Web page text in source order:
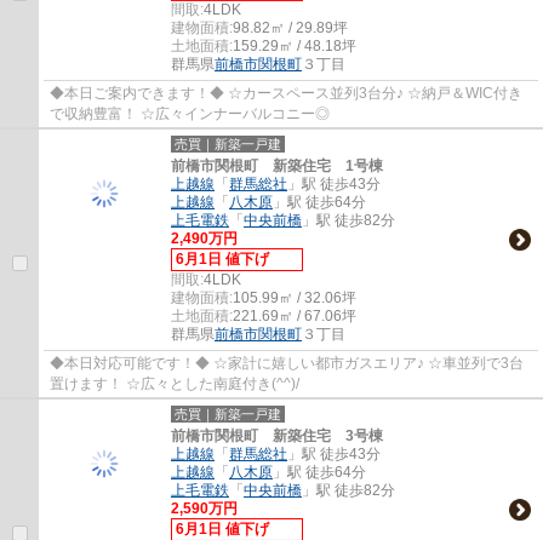
間取:4LDK
建物面積:98.82㎡ / 29.89坪
土地面積:159.29㎡ / 48.18坪
群馬県前橋市関根町 ３丁目
◆本日ご案内できます！◆ ☆カースペース並列3台分♪ ☆納戸＆WIC付き
で収納豊富！ ☆広々インナーバルコニー◎
売買｜新築一戸建
前橋市関根町 新築住宅 1号棟
上越線 「 群馬総社 」駅 徒歩43分
上越線 「 八木原 」駅 徒歩64分
上毛電鉄 「 中央前橋 」駅 徒歩82分
2,490万円
6月1日 値下げ
間取:4LDK
建物面積:105.99㎡ / 32.06坪
土地面積:221.69㎡ / 67.06坪
群馬県前橋市関根町 ３丁目
◆本日対応可能です！◆ ☆家計に嬉しい都市ガスエリア♪ ☆車並列で3台
置けます！ ☆広々とした南庭付き(^^)/
売買｜新築一戸建
前橋市関根町 新築住宅 3号棟
上越線 「 群馬総社 」駅 徒歩43分
上越線 「 八木原 」駅 徒歩64分
上毛電鉄 「 中央前橋 」駅 徒歩82分
2,590万円
6月1日 値下げ